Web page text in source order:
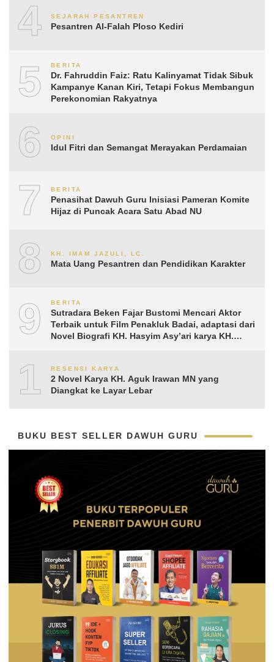
4 SEJARAH PESANTREN
Pesantren Al-Falah Ploso Kediri
5 BERITA
Dr. Fahruddin Faiz: Ratu Kalinyamat Tidak Sibuk
Kampanye Kanan Kiri, Tetapi Fokus Membangun
Perekonomian Rakyatnya
6 OPINI
Idul Fitri dan Semangat Merayakan Perdamaian
7 BERITA
Penasihat Dawuh Guru Inisiasi Pameran Komite
Hijaz di Puncak Acara Satu Abad NU
8 KH. IMAM JAZULI, LC.
Mata Uang Pesantren dan Pendidikan Karakter
9 BERITA
Sutradara Beken Fajar Bustomi Mencari Aktor
Terbaik untuk Film Penakluk Badai, adaptasi dari
Novel Biografi KH. Hasyim Asy’ari karya KH.
10RESENSI KARYA
2 Novel Karya KH. Aguk Irawan MN yang
Diangkat ke Layar Lebar
BUKU BEST SELLER DAWUH GURU